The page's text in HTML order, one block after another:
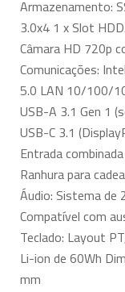
Armazenamento:
3.0x4 1 x Slot
Câmara HD 720p
Comunicações:
5.0 LAN 10/100/
USB-A 3.1 Gen 1
USB-C 3.1
Entrada
Ranhura para
Áudio: Sistema de
Compatível com
Teclado: Layout
Li-ion de 60Wh
mm